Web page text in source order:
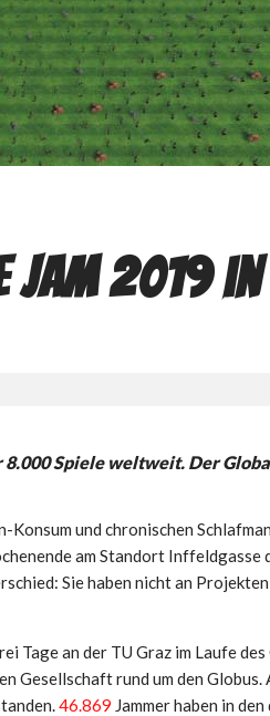
Jam 2019
Spiele weltweit. Der
und chronischen
am Standort Inffeldgasse
Sie haben nicht an
Tage an der TU Graz im Laufe des
Gesellschaft rund um den
46.869 Jammer haben in